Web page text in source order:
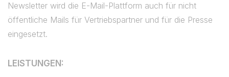
Newsletter wird die E-Mail-Plattform auch für nicht
öffentliche Mails für Vertriebspartner und für die Presse
eingesetzt.
LEISTUNGEN: